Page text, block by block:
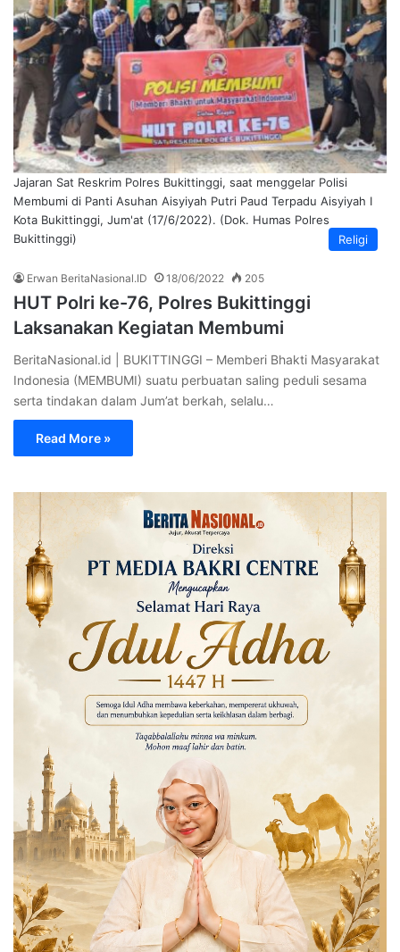
Religi
Jajaran Sat Reskrim Polres Bukittinggi, saat menggelar Polisi
Membumi di Panti Asuhan Aisyiyah Putri Paud Terpadu Aisyiyah I
Kota Bukittinggi, Jum'at (17/6/2022). (Dok. Humas Polres
Bukittinggi)
Erwan BeritaNasional.ID 18/06/2022 205
HUT Polri ke-76, Polres Bukittinggi
Laksanakan Kegiatan Membumi
BeritaNasional.id | BUKITTINGGI – Memberi Bhakti Masyarakat
Indonesia (MEMBUMI) suatu perbuatan saling peduli sesama
serta tindakan dalam Jum’at berkah, selalu…
Read More »